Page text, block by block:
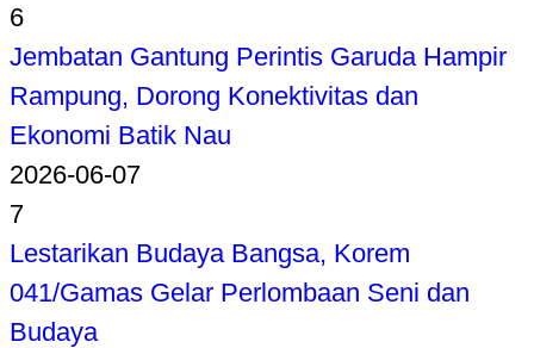
6
Jembatan Gantung Perintis Garuda Hampir
Rampung, Dorong Konektivitas dan
Ekonomi Batik Nau
2026-06-07
7
Lestarikan Budaya Bangsa, Korem
041/Gamas Gelar Perlombaan Seni dan
Budaya